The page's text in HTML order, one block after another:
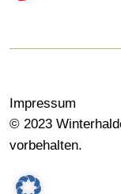
Impressum
© 2023
vorbehalten.